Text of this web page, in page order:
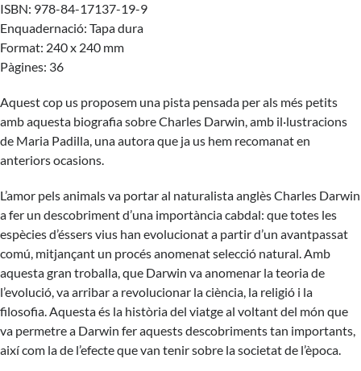
ISBN: 978-84-17137-19-9
Enquadernació: Tapa dura
Format: 240 x 240 mm
Pàgines: 36
Aquest cop us proposem una pista pensada per als més petits
amb aquesta biografia sobre Charles Darwin, amb il·lustracions
de Maria Padilla, una autora que ja us hem recomanat en
anteriors ocasions.
L’amor pels animals va portar al naturalista anglès Charles Darwin
a fer un descobriment d’una importància cabdal: que totes les
espècies d’éssers vius han evolucionat a partir d’un avantpassat
comú, mitjançant un procés anomenat selecció natural. Amb
aquesta gran troballa, que Darwin va anomenar la teoria de
l’evolució, va arribar a revolucionar la ciència, la religió i la
filosofia. Aquesta és la història del viatge al voltant del món que
va permetre a Darwin fer aquests descobriments tan importants,
així com la de l’efecte que van tenir sobre la societat de l’època.